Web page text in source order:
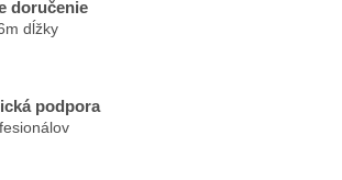
doručenie
dĺžky
podpora